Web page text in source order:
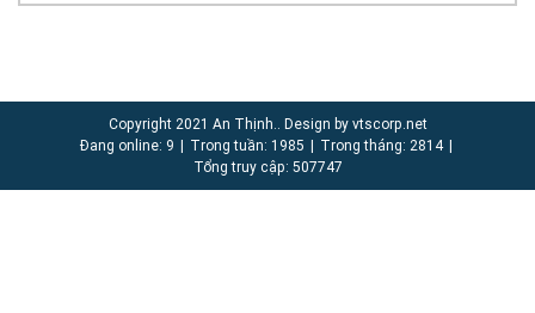
Copyright 2021 An Thịnh.. Design by vtscorp.net
Đang online: 9
Trong tuần: 1985 Trong tháng: 2814
Tổng truy cập: 507747